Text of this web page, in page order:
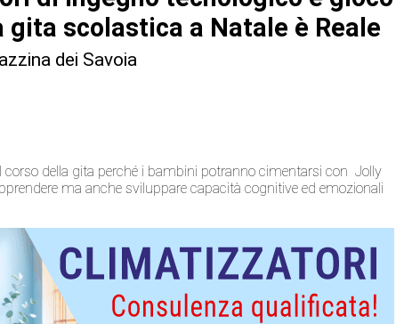
gita scolastica a Natale è Reale
dei Savoia
corso della gita perché i bambini potranno cimentarsi con Jolly
ma anche sviluppare capacità cognitive ed emozionali